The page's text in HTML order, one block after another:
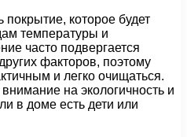
которое будет
температуры и
часто подвергается
факторов, поэтому
и легко очищаться.
на экологичность и
в доме есть дети или